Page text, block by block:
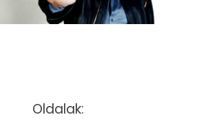
Oldalak: